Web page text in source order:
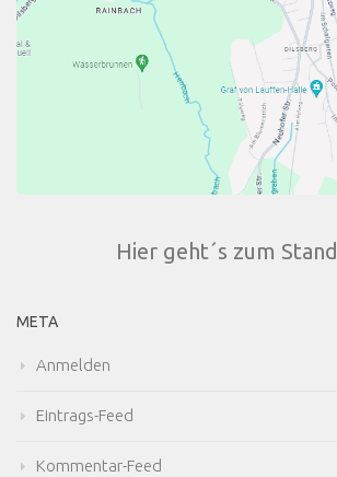
Hier geht´s zum
META
Anmelden
Eintrags-Feed
Kommentar-Feed